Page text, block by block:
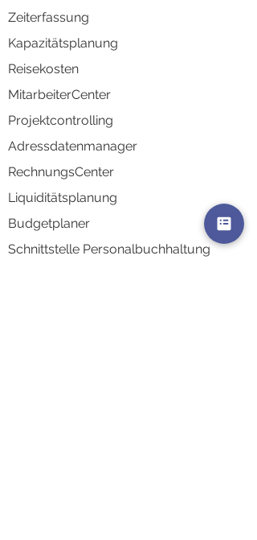
Zeiterfassung
Kapazitätsplanung
Reisekosten
MitarbeiterCenter
Projektcontrolling
Adressdatenmanager
RechnungsCenter
Liquiditätsplanung
Budgetplaner
Schnittstelle Personalbuchhaltung